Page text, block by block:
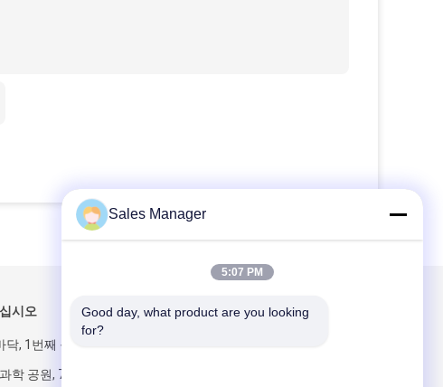
시오
닥, 1번째 블드그, 한
학 공원, 7번째 산업
우리를 메일
Sales Manager
5:07 PM
Good day, what product are you looking
for?